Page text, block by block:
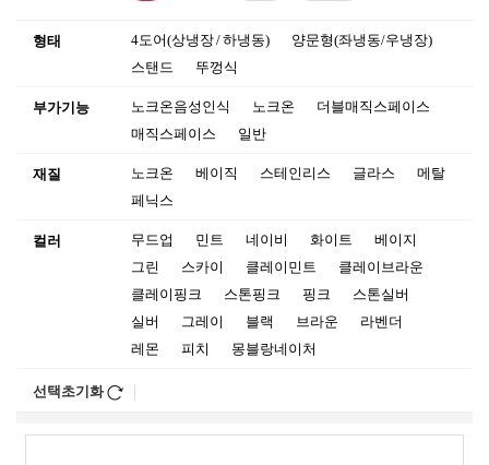
형태 4도어(상냉장 / 하냉동)
양문형(좌냉동/우냉장)
스탠드
뚜껑식
부가기능 노크온음성인식 노크온
더블매직스페이스
매직스페이스
일반
재질 노크온 베이직 스테인리스 글라스
메탈
페닉스
컬러 무드업 민트 네이비 화이트
베이지
그린
스카이 클레이민트
클레이브라운
클레이핑크
스톤핑크 핑크
스톤실버
실버
그레이 블랙 브라운
라벤더
레몬
피치 몽블랑네이처
선택초기화